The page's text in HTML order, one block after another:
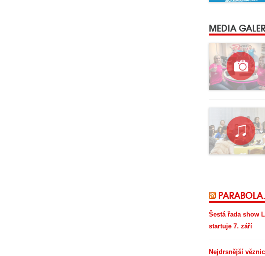
MEDIA
Šestá řada show
startuje 7. září
Nejdrsnější